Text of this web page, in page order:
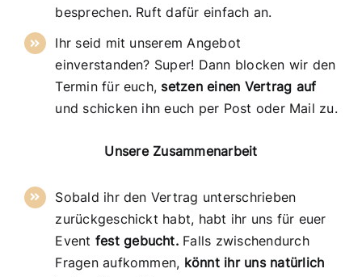
besprechen. Ruft dafür einfach an.
Ihr seid mit unserem Angebot
einverstanden? Super! Dann blocken wir den
Termin für euch, setzen einen Vertrag auf
und schicken ihn euch per Post oder Mail zu.
Unsere Zusammenarbeit
Sobald ihr den Vertrag unterschrieben
zurückgeschickt habt, habt ihr uns für euer
Event fest gebucht.Falls zwischendurch
Fragen aufkommen, könnt ihr uns natürlich